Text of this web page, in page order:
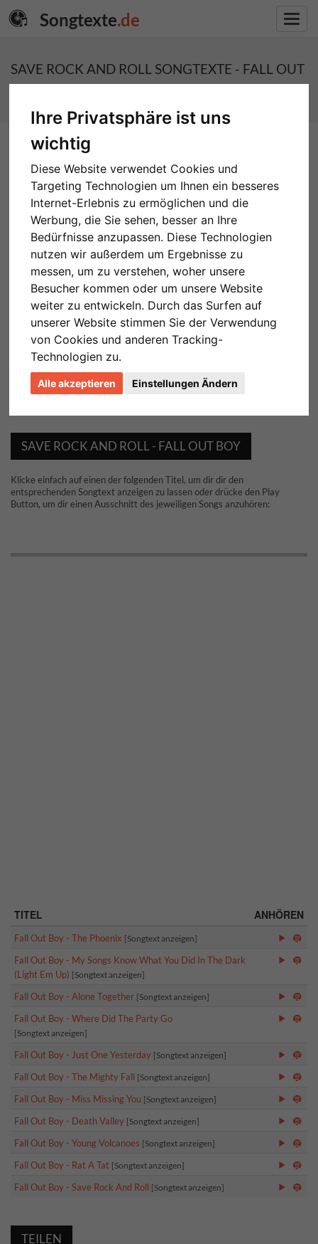
Ihre Privatsphäre ist uns
wichtig
Diese Website verwendet Cookies und
Targeting Technologien um Ihnen ein besseres
Internet-Erlebnis zu ermöglichen und die
Werbung, die Sie sehen, besser an Ihre
Bedürfnisse anzupassen. Diese Technologien
nutzen wir außerdem um Ergebnisse zu
messen, um zu verstehen, woher unsere
Besucher kommen oder um unsere Website
weiter zu entwickeln. Durch das Surfen auf
unserer Website stimmen Sie der Verwendung
von Cookies und anderen Tracking-
Technologien zu.
Alle akzeptieren Einstellungen Ändern
Songtexte.de
SAVE ROCK AND ROLL SONGTEXTE - FALL OUT
SAVE ROCK AND ROLL - FALL OUT BOY
Klicke einfach auf einen der folgenden Titel, um dir dir den
entsprechenden Songtext anzeigen zu lassen oder drücke den Play
Button, um dir einen Ausschnitt des jeweiligen Songs anzuhören:
TITEL ANHÖREN
Fall Out Boy - The Phoenix [Songtext anzeigen]
Fall Out Boy - My Songs Know What You Did In The Dark
(Light Em Up) [Songtext anzeigen]
Fall Out Boy - Alone Together [Songtext anzeigen]
Fall Out Boy - Where Did The Party Go
[Songtext anzeigen]
Fall Out Boy - Just One Yesterday [Songtext anzeigen]
Fall Out Boy - The Mighty Fall [Songtext anzeigen]
Fall Out Boy - Miss Missing You [Songtext anzeigen]
Fall Out Boy - Death Valley [Songtext anzeigen]
Fall Out Boy - Young Volcanoes [Songtext anzeigen]
Fall Out Boy - Rat A Tat [Songtext anzeigen]
Fall Out Boy - Save Rock And Roll [Songtext anzeigen]
TEILEN